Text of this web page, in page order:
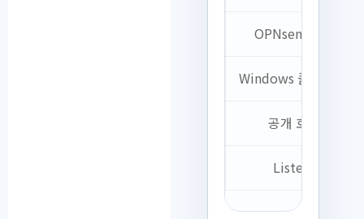
OPNsense 터널 IP
Windows 클라이언트
공개 호스트명
Listen Port